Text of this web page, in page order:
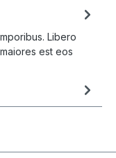
Libero
est eos